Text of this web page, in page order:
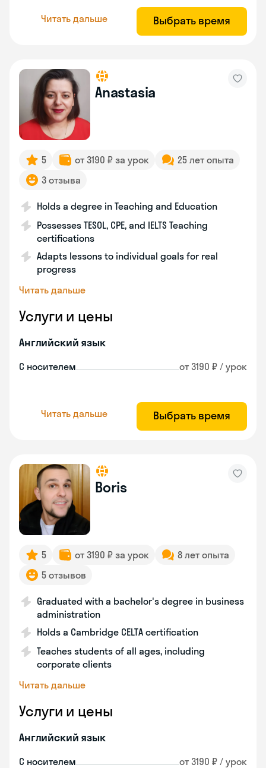
Читать дальше Выбрать время
Anastasia
5 от 3190 ₽ за урок
25 лет опыта
3 отзыва
Holds a degree in Teaching and Education
Possesses TESOL, CPE, and IELTS Teaching
certifications
Adapts lessons to individual goals for real
progress
Читать дальше
Услуги и цены
Английский язык
С носителем от 3190 ₽ / урок
Читать дальше Выбрать время
Boris
5 от 3190 ₽ за урок
8 лет опыта
5 отзывов
Graduated with a bachelor's degree in business
administration
Holds a Cambridge CELTA certification
Teaches students of all ages, including
corporate clients
Читать дальше
Услуги и цены
Английский язык
С носителем от 3190 ₽ / урок